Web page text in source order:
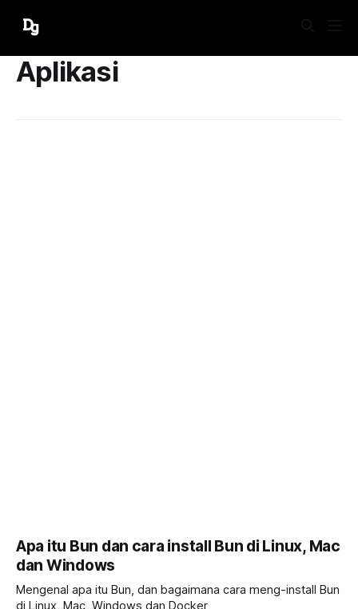
Aplikasi
Apa itu Bun dan cara install Bun di Linux, Mac
dan Windows
Mengenal apa itu Bun, dan bagaimana cara meng-install Bun
di Linux, Mac, Windows dan Docker